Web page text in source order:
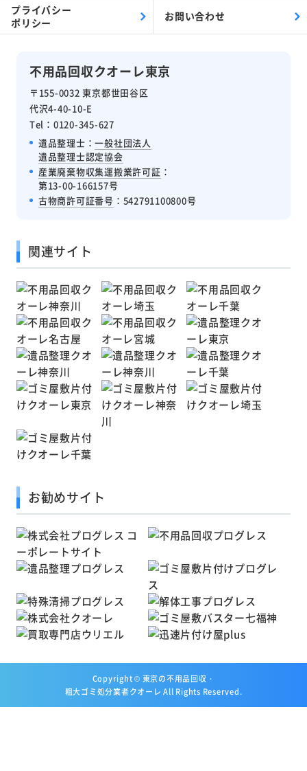
不用品回収クオーレ東京
〒155-0032 東京都世田谷区
代沢4-40-10-E
Tel：0120-345-627
遺品整理士：一般社団法人
遺品整理士認定協会
産業廃棄物収集運搬業許可証 ：
第13-00-166157号
古物商許可証番号 ：542791100800号
プライバシー
ポリシー
お問い合わせ
関連サイト
お勧めサイト
Copyright © 東京の不用品回収・
粗大ゴミ処分業者クオーレ All Rights Reserved.